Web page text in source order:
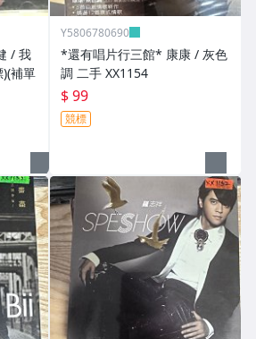
/ 我
補單
Y5806780690
*還有唱片行三館* 康康 / 灰色
調 二手 XX1154
$ 99
競標